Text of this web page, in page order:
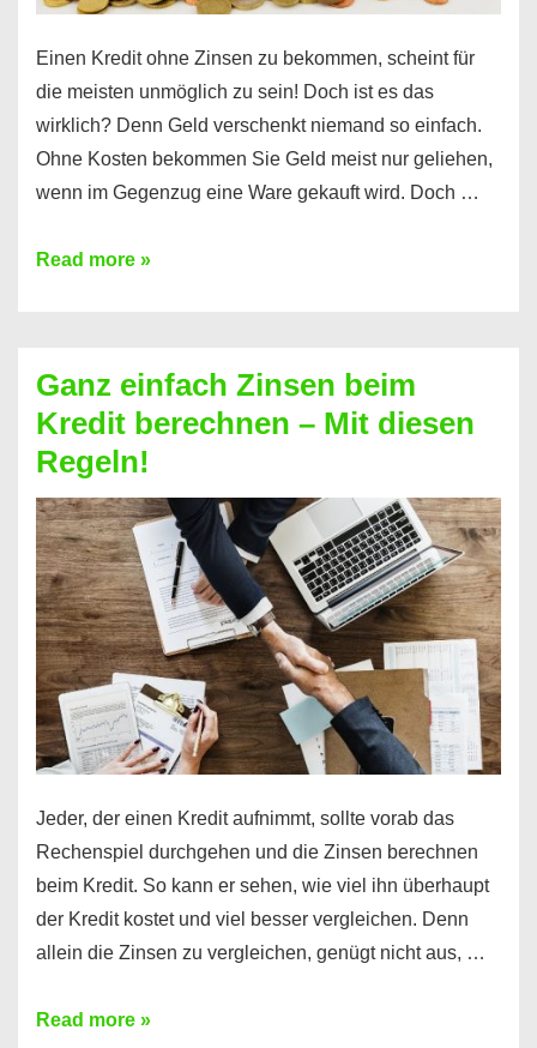
Einen Kredit ohne Zinsen zu bekommen, scheint für
die meisten unmöglich zu sein! Doch ist es das
wirklich? Denn Geld verschenkt niemand so einfach.
Ohne Kosten bekommen Sie Geld meist nur geliehen,
wenn im Gegenzug eine Ware gekauft wird. Doch …
Einen
bekommen?
So
ist
es
möglich!
Read more »
Ganz einfach Zinsen beim
Kredit berechnen – Mit diesen
Regeln!
Jeder, der einen Kredit aufnimmt, sollte vorab das
Rechenspiel durchgehen und die Zinsen berechnen
beim Kredit. So kann er sehen, wie viel ihn überhaupt
der Kredit kostet und viel besser vergleichen. Denn
allein die Zinsen zu vergleichen, genügt nicht aus, …
Ganz
Read more »